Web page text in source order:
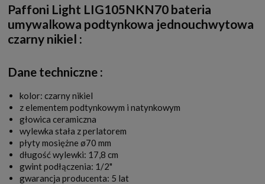
Paffoni Light LIG105NKN70 bateria
umywalkowa podtynkowa jednouchwytowa
czarny nikiel :
Dane techniczne :
kolor: czarny nikiel
z elementem podtynkowym i natynkowym
głowica ceramiczna
wylewka stała z perlatorem
płyty mosiężne ø70 mm
długość wylewki: 17,8 cm
gwint podłączenia: 1/2"
gwarancja producenta: 5 lat